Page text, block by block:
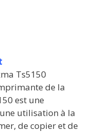
Ts5150
de la
est une
utilisation à la
de copier et de